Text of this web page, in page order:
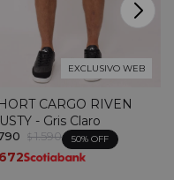
EXCLUSIVO WEB
CARGO RIVEN
- Gris Claro
$ 1.590 50
672